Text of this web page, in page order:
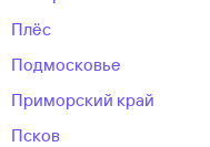
Плёс
Подмосковье
Приморский край
Псков